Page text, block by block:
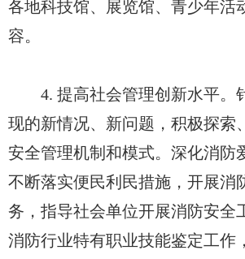
各地科技馆、展览馆、青少年活
容。
4. 提高社会管理创新水平。
现的新情况、新问题，积极探索
安全管理机制和模式。深化消防
不断落实便民利民措施，开展消
务，指导社会单位开展消防安全
消防行业特有职业技能鉴定工作